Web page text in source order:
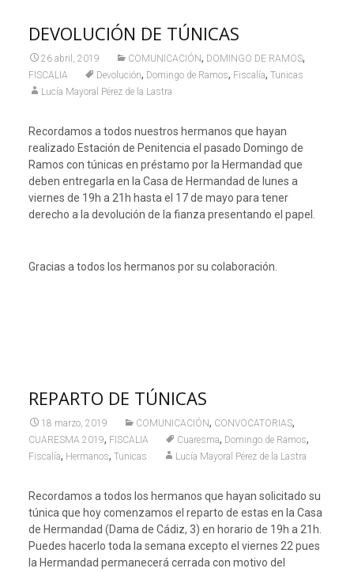
DEVOLUCIÓN DE TÚNICAS
26 abril, 2019 COMUNICACIÓN, DOMINGO DE RAMOS,
FISCALIA Devolución, Domingo de Ramos, Fiscalía, Tunicas
Lucía Mayoral Pérez de la Lastra
Recordamos a todos nuestros hermanos que hayan
realizado Estación de Penitencia el pasado Domingo de
Ramos con túnicas en préstamo por la Hermandad que
deben entregarla en la Casa de Hermandad de lunes a
viernes de 19h a 21h hasta el 17 de mayo para tener
derecho a la devolución de la fianza presentando el papel.
Gracias a todos los hermanos por su colaboración.
REPARTO DE TÚNICAS
18 marzo, 2019 COMUNICACIÓN, CONVOCATORIAS,
CUARESMA 2019, FISCALIA Cuaresma, Domingo de Ramos,
Fiscalía, Hermanos, Tunicas Lucía Mayoral Pérez de la Lastra
Recordamos a todos los hermanos que hayan solicitado su
túnica que hoy comenzamos el reparto de estas en la Casa
de Hermandad (Dama de Cádiz, 3) en horario de 19h a 21h.
Puedes hacerlo toda la semana excepto el viernes 22 pues
la Hermandad permanecerá cerrada con motivo del